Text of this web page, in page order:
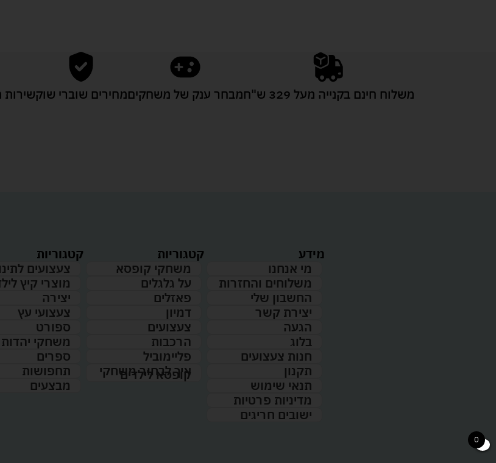
משלוח חינם בקנייה מעל 329 ש"ח מבחר ענק של משחקיםמחירים שוברי שוק
מידע
מי אנחנו
משלוחים והחזרות
החשבון שלי
יצירת קשר
הגעה
בלוג
חנות צעצועים
תקנון
תנאי שימוש
מדיניות פרטיות
ישובים חריגים
קטגוריות
משחקי קופסא
על גלגלים
פאזלים
דמיון
צעצועים
הרכבות
פליימוביל
איך לבחור משחקי
קופסא לילדים
קטגוריות
צעצועים
מוצרי קיץ
יצירה
צעצועי עץ
ספורט
משחקי יהדות
ספרים
תחפושות
מבצעים
0